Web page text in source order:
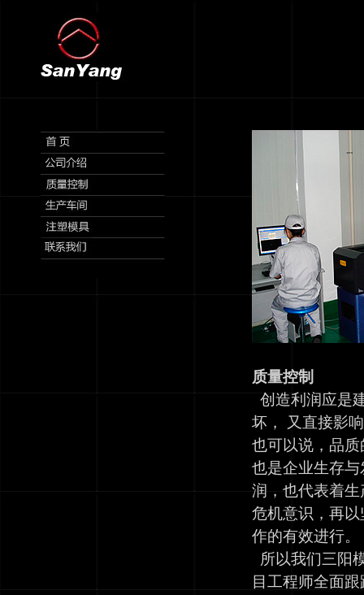
质量控制
创造利润应是
坏， 又直接影
也可以说，品
也是企业生存
润，也代表着
危机意识，再
作的有效进行。
所以我们三阳
目工程师全面